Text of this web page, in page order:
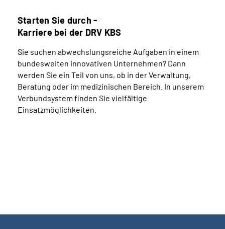
Starten Sie durch -
Karriere bei der DRV KBS
Sie suchen abwechslungsreiche Aufgaben in einem
bundesweiten innovativen Unternehmen? Dann
werden Sie ein Teil von uns, ob in der Verwaltung,
Beratung oder im medizinischen Bereich. In unserem
Verbundsystem finden Sie vielfältige
Einsatzmöglichkeiten.